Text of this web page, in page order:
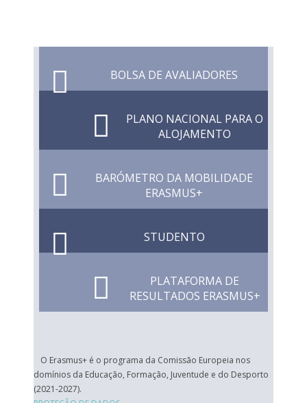
BOLSA DE AVALIADORES
PLANO NACIONAL PARA O
ALOJAMENTO
BARÓMETRO DA MOBILIDADE
ERASMUS+
STUDENTO
PLATAFORMA DE
RESULTADOS ERASMUS+
O Erasmus+ é o programa da Comissão Europeia nos
domínios da Educação, Formação, Juventude e do Desporto
(2021-2027).